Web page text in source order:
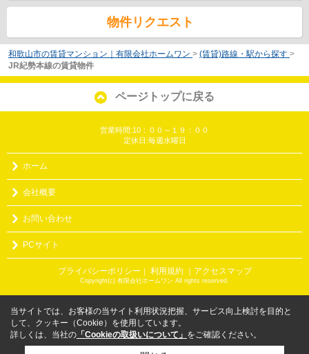
物件リクエスト
和歌山市の賃貸マンション｜有限会社ホームワン > (賃貸)路線・駅から探す >
JR紀勢本線の賃貸物件
ページトップに戻る
営業時間:10：００～１９：００
定休日:毎週水曜日
ホーム
会社概要
お問い合わせ
PCサイト
プライバシーポリシー ｜ 利用規約 ｜アクセスマップ
Copyright(c) 有限会社ホームワン All rights reserved.
当サイトでは、お客様の当サイト利用状況把握、サービス向上検討を目的と
して、クッキー（Cookie）を使用しています。
詳しくは、当社の 「Cookieの取扱いについて」 をご確認ください。